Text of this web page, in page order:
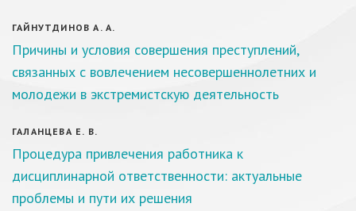
ГАЙНУТДИНОВ А. А.
Причины и условия совершения преступлений,
связанных с вовлечением несовершеннолетних и
молодежи в экстремистскую деятельность
ГАЛАНЦЕВА Е. В.
Процедура привлечения работника к
дисциплинарной ответственности: актуальные
проблемы и пути их решения